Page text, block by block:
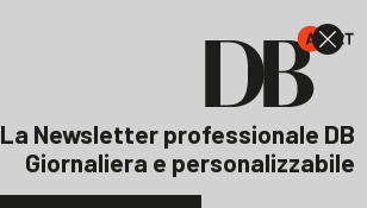
La Newsletter professionale DB
Giornaliera e personalizzabile